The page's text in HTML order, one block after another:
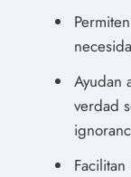
Ayudan
verdad